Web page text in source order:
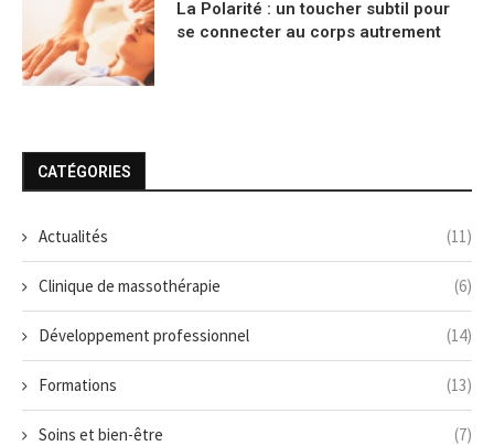
La Polarité : un toucher subtil pour
se connecter au corps autrement
CATÉGORIES
Actualités (11)
Clinique de massothérapie (6)
Développement professionnel (14)
Formations (13)
Soins et bien-être (7)